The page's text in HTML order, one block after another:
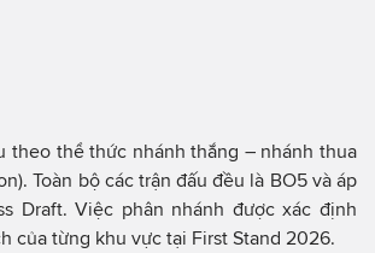
theo thể thức nhánh thắng – nhánh thua
Toàn bộ các trận đấu đều là BO5 và áp
Draft. Việc phân nhánh được xác định
của từng khu vực tại First Stand 2026.